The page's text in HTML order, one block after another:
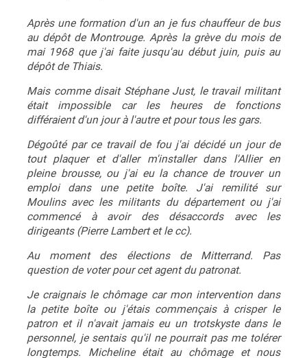
Après une formation d'un an je fus chauffeur de bus
au dépôt de Montrouge. Après la grève du mois de
mai 1968 que j'ai faite jusqu'au début juin, puis au
dépôt de Thiais.
Mais comme disait Stéphane Just, le travail militant
était impossible car les heures de fonctions
différaient d'un jour à l'autre et pour tous les gars.
Dégoûté par ce travail de fou j'ai décidé un jour de
tout plaquer et d'aller m'installer dans l'Allier en
pleine brousse, ou j'ai eu la chance de trouver un
emploi dans une petite boîte. J'ai remilité sur
Moulins avec les militants du département ou j'ai
commencé à avoir des désaccords avec les
dirigeants (Pierre Lambert et le cc).
Au moment des élections de Mitterrand. Pas
question de voter pour cet agent du patronat.
Je craignais le chômage car mon intervention dans
la petite boîte ou j'étais commençais à crisper le
patron et il n'avait jamais eu un trotskyste dans le
personnel, je sentais qu'il ne pourrait pas me tolérer
longtemps. Micheline était au chômage et nous